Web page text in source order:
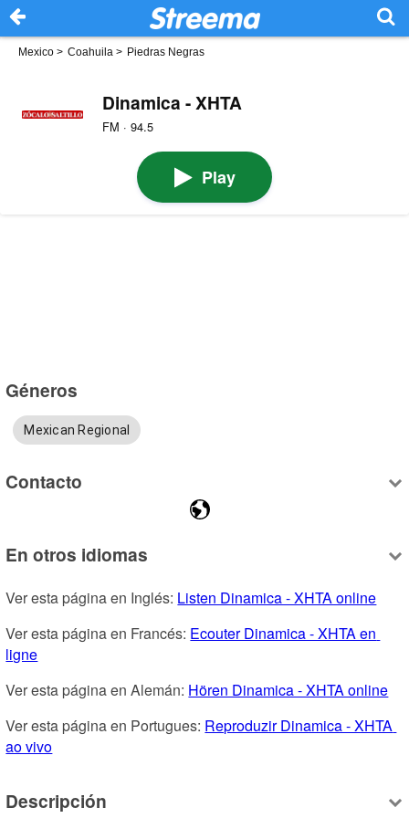
Mexico > Coahuila > Piedras Negras
Dinamica - XHTA
FM · 94.5
Play
Géneros
Mexican Regional
Contacto
En otros idiomas
Ver esta página en Inglés: Listen Dinamica - XHTA online
Ver esta página en Francés: Ecouter Dinamica - XHTA en
ligne
Ver esta página en Alemán: Hören Dinamica - XHTA online
Ver esta página en Portugues: Reproduzir Dinamica - XHTA
ao vivo
Descripción